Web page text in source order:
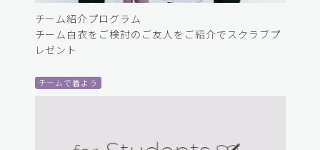
チーム紹介プログラム
チーム白衣をご検討のご友人をご紹介でスクラブプ
レゼント
チームで着よう